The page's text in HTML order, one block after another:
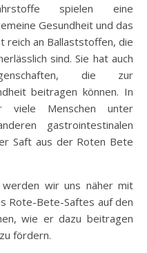
spielen eine
Gesundheit und das
reich an Ballaststoffen, die
sind. Sie hat auch
die zur
beitragen können. In
Menschen unter
gastrointestinalen
Saft aus der Roten Bete
wir uns näher mit
Rote-Bete-Saftes auf den
wie er dazu beitragen
fördern.